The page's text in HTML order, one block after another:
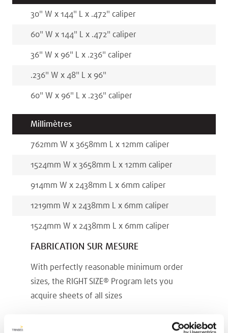
30" W x 144" L x .472" caliper
60" W x 144" L x .472" caliper
36" W x 96" L x .236" caliper
.236" W x 48" L x 96"
60" W x 96" L x .236" caliper
Millimètres
762mm W x 3658mm L x 12mm caliper
1524mm W x 3658mm L x 12mm caliper
914mm W x 2438mm L x 6mm caliper
1219mm W x 2438mm L x 6mm caliper
1524mm W x 2438mm L x 6mm caliper
FABRICATION SUR MESURE
With perfectly reasonable minimum order
sizes, the RIGHT SIZE® Program lets you
acquire sheets of all sizes